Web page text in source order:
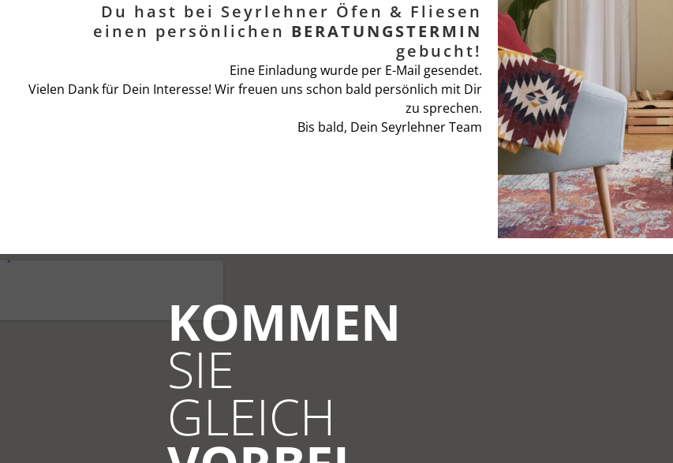
Du hast bei Seyrlehner Öfen & Fliesen
einen persönlichen BERATUNGSTERMIN
gebucht!
Eine Einladung wurde per E-Mail gesendet.
Vielen Dank für Dein Interesse! Wir freuen uns schon bald persönlich mit Dir
zu sprechen.
Bis bald, Dein Seyrlehner Team
KOMMEN
SIE
GLEICH